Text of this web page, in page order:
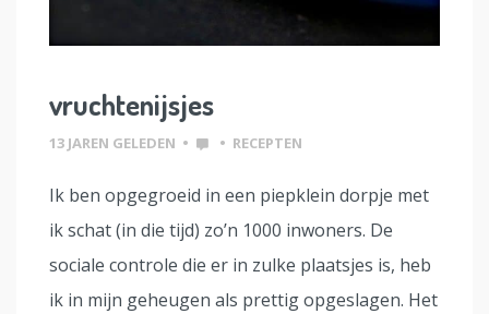
vruchtenijsjes
13 JAREN GELEDEN • • RECEPTEN
Ik ben opgegroeid in een piepklein dorpje met
ik schat (in die tijd) zo’n 1000 inwoners. De
sociale controle die er in zulke plaatsjes is, heb
ik in mijn geheugen als prettig opgeslagen. Het